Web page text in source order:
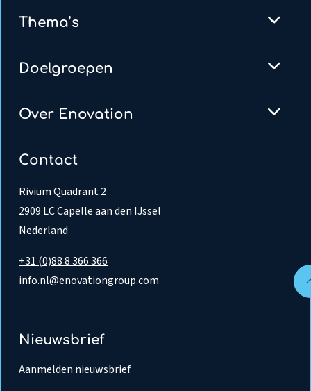
Thema’s
Doelgroepen
Over Enovation
Contact
Rivium Quadrant 2
2909 LC Capelle aan den IJssel
Nederland
+31 (0)88 8 366 366
info.nl@enovationgroup.com
Nieuwsbrief
Aanmelden nieuwsbrief